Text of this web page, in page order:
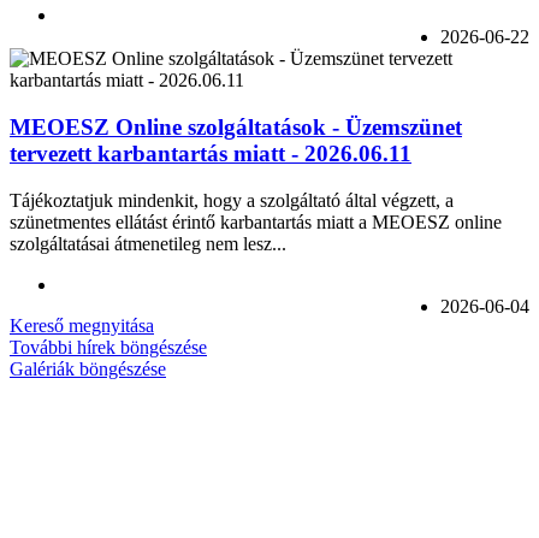
2026-06-22
MEOESZ Online szolgáltatások - Üzemszünet
tervezett karbantartás miatt - 2026.06.11
Tájékoztatjuk mindenkit, hogy a szolgáltató által végzett, a
szünetmentes ellátást érintő karbantartás miatt a MEOESZ online
szolgáltatásai átmenetileg nem lesz...
2026-06-04
Kereső megnyitása
További hírek böngészése
Galériák böngészése